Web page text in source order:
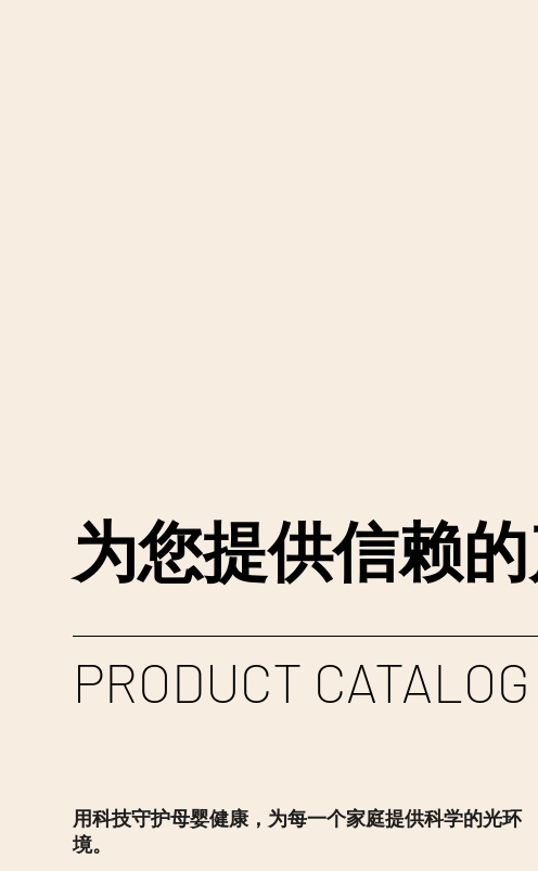
为您提供信赖
PRODUCT CATALOG
用科技守护母婴健康，为每一个家庭提供科学的光环
境。